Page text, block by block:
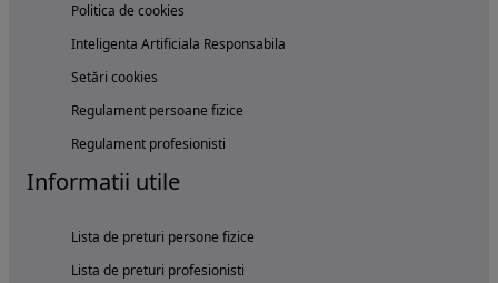
Politica de cookies
Inteligenta Artificiala Responsabila
Setări cookies
Regulament persoane fizice
Regulament profesionisti
Informatii utile
Lista de preturi persone fizice
Lista de preturi profesionisti